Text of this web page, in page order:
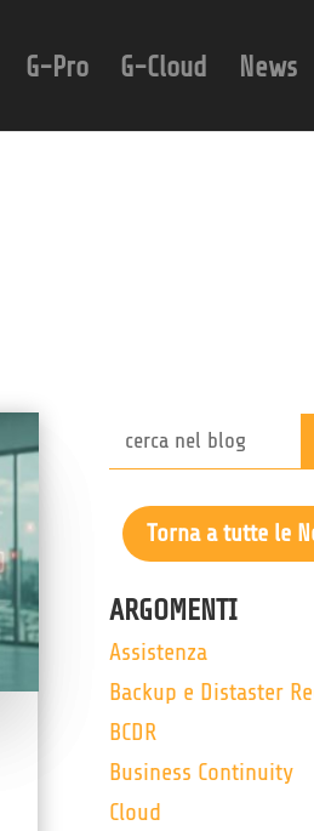
G-Pro G-Cloud News
Torna a tutte le
ARGOMENTI
Assistenza
Backup e Distaster
BCDR
Business Continuity
Cloud